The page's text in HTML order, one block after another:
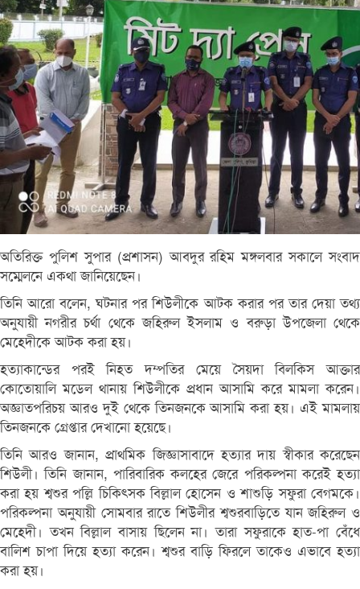
অতিরিক্ত পুলিশ সুপার (প্রশাসন) আবদুর রহিম মঙ্গলবার সকালে সংবাদ
সম্মেলনে একথা জানিয়েছেন।
তিনি আরো বলেন, ঘটনার পর শিউলীকে আটক করার পর তার দেয়া তথ্য
অনুযায়ী নগরীর চর্থা থেকে জহিরুল ইসলাম ও বরুড়া উপজেলা থেকে
মেহেদীকে আটক করা হয়।
হত্যাকান্ডের পরই নিহত দম্পতির মেয়ে সৈয়দা বিলকিস আক্তার
কোতোয়ালি মডেল থানায় শিউলীকে প্রধান আসামি করে মামলা করেন।
অজ্ঞাতপরিচয় আরও দুই থেকে তিনজনকে আসামি করা হয়। এই মামলায়
তিনজনকে গ্রেপ্তার দেখানো হয়েছে।
তিনি আরও জানান, প্রাথমিক জিজ্ঞাসাবাদে হত্যার দায় স্বীকার করেছেন
শিউলী। তিনি জানান, পারিবারিক কলহের জেরে পরিকল্পনা করেই হত্যা
করা হয় শ্বশুর পল্লি চিকিৎসক বিল্লাল হোসেন ও শাশুড়ি সফুরা বেগমকে।
পরিকল্পনা অনুযায়ী সোমবার রাতে শিউলীর শ্বশুরবাড়িতে যান জহিরুল ও
মেহেদী। তখন বিল্লাল বাসায় ছিলেন না। তারা সফুরাকে হাত-পা বেঁধে
বালিশ চাপা দিয়ে হত্যা করেন। শ্বশুর বাড়ি ফিরলে তাকেও এভাবে হত্যা
করা হয়।